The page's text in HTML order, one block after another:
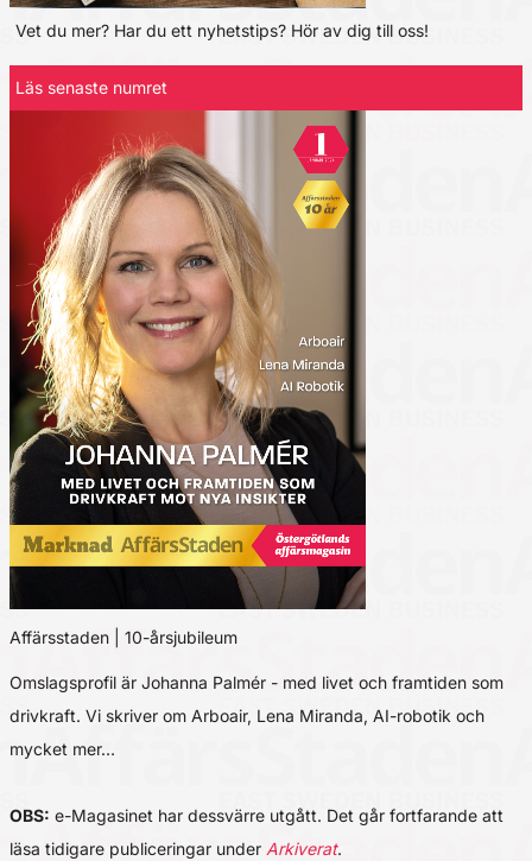
Vet du mer? Har du ett nyhetstips? Hör av dig till oss!
Läs senaste numret
Affärsstaden | 10-årsjubileum
Omslagsprofil är Johanna Palmér - med livet och framtiden som
drivkraft. Vi skriver om Arboair, Lena Miranda, AI-robotik och
mycket mer…
OBS: e-Magasinet har dessvärre utgått. Det går fortfarande att
läsa tidigare publiceringar under Arkiverat.